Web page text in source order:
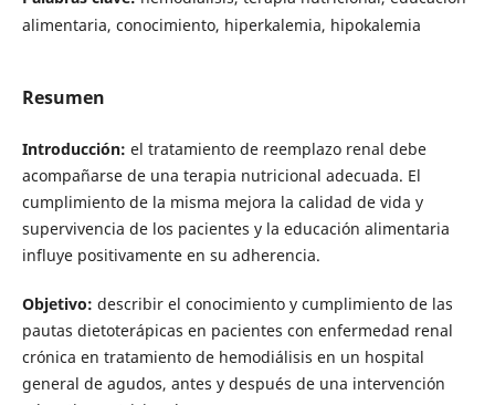
alimentaria, conocimiento, hiperkalemia, hipokalemia
Resumen
Introducción: el tratamiento de reemplazo renal debe
acompañarse de una terapia nutricional adecuada. El
cumplimiento de la misma mejora la calidad de vida y
supervivencia de los pacientes y la educación alimentaria
influye positivamente en su adherencia.
Objetivo: describir el conocimiento y cumplimiento de las
pautas dietoterápicas en pacientes con enfermedad renal
crónica en tratamiento de hemodiálisis en un hospital
general de agudos, antes y después de una intervención